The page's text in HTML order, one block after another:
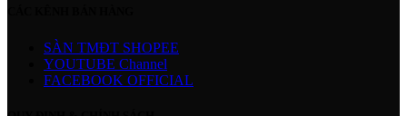
SÀN TMĐT SHOPEE
YOUTUBE Channel
FACEBOOK OFFICIAL